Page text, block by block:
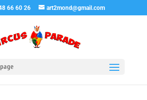
66 60 26 art2mond@gmail.com